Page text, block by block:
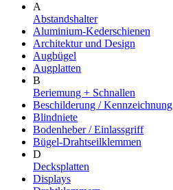
A
Abstandshalter
Aluminium-Kederschienen
Architektur und Design
Augbügel
Augplatten
B
Beriemung + Schnallen
Beschilderung / Kennzeichnung
Blindniete
Bodenheber / Einlassgriff
Bügel-Drahtseilklemmen
D
Decksplatten
Displays